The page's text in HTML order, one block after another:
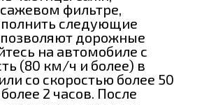
фильтре,
следующие
позволяют дорожные
на автомобиле с
(80 км/ч и более) в
со скоростью более 50
2 часов. После